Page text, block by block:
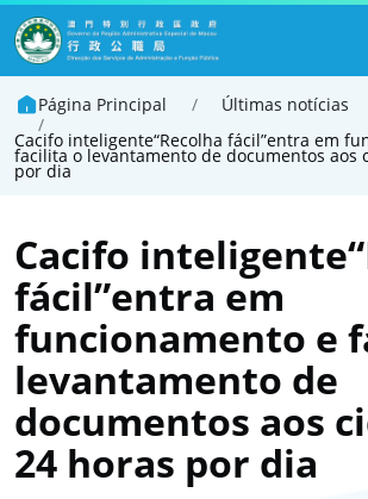
Página Principal / Últimas notícias
/
Cacifo inteligente“Recolha fácil”entra em
facilita o levantamento de documentos aos
por dia
Cacifo
fácil”entra em
funcionamento e
levantamento de
documentos aos
24 horas por dia